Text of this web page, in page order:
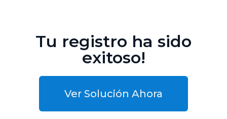
Tu registro ha sido
exitoso!
Ver Solución Ahora